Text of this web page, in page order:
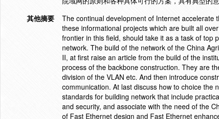
其他摘要
The continual development of Internet
these informational projects which are built all
frontier in this field, should take it as a task of top
network. The build of the network of the China
II, at first raise an article from the build of the
process of the backbone construction. They are
division of the VLAN etc. And then introduce
communication. At last discuss how to choice
standards for building network that include
and security, and associate with the need of the
of Fast Ethernet design and Fast Ethernet